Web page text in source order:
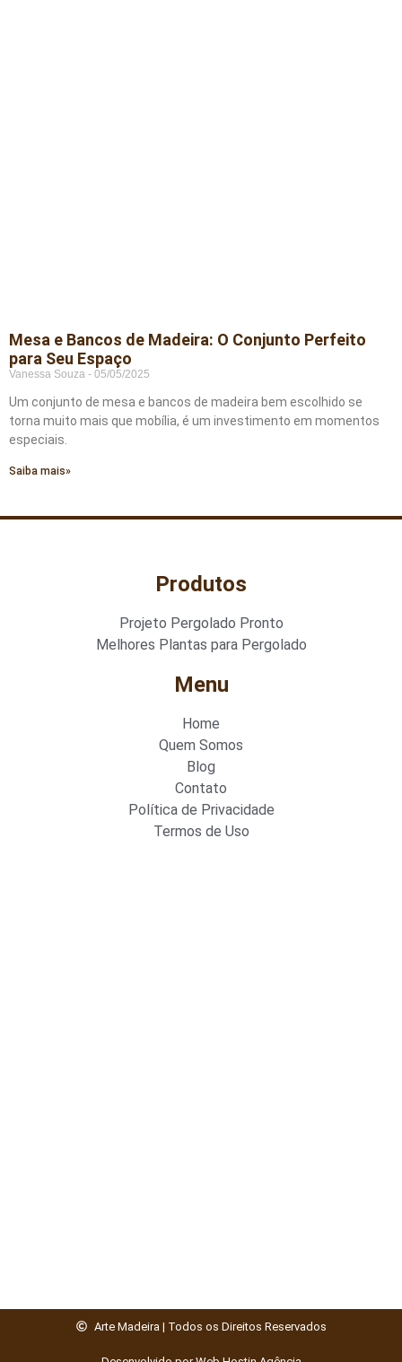
Mesa e Bancos de Madeira: O Conjunto Perfeito
para Seu Espaço
Vanessa Souza 05/05/2025
Um conjunto de mesa e bancos de madeira bem escolhido se
torna muito mais que mobília, é um investimento em momentos
especiais.
Saiba mais»
Produtos
Projeto Pergolado Pronto
Melhores Plantas para Pergolado
Menu
Home
Quem Somos
Blog
Contato
Política de Privacidade
Termos de Uso
Arte Madeira | Todos os Direitos Reservados